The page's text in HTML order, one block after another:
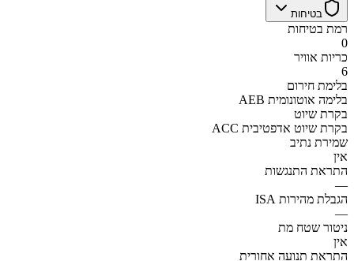
בטיחות
רמת בטיחות
0
כריות אוויר
6
בלימת חירום
AEB בלימה אוטונומית
בקרת שיוט
ACC בקרת שיוט אדפטיבית
שמירת נתיב
אין
התראת התנגשות
—
הגבלת מהירות ISA
—
ניטור שטח מת
אין
התראת תנועה אחורית